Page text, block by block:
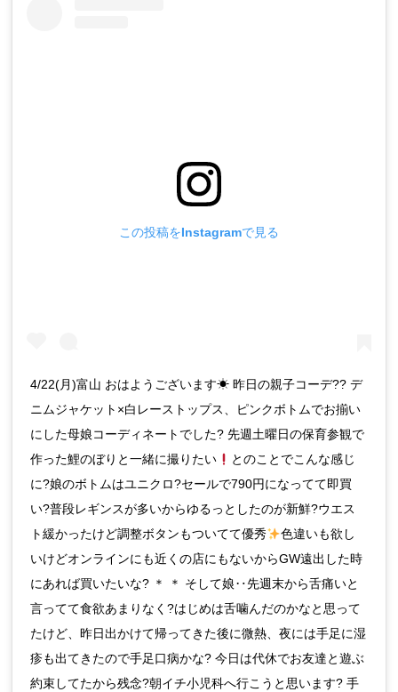
この投稿をInstagramで見る
4/22(月)富山 おはようございます☀ 昨日の親子コーデ?? デ
ニムジャケット×白レーストップス、ピンクボトムでお揃い
にした母娘コーディネートでした? 先週土曜日の保育参観で
作った鯉のぼりと一緒に撮りたい
とのことでこんな感じ
に?娘のボトムはユニクロ?セールで790円になってて即買
い?普段レギンスが多いからゆるっとしたのが新鮮?ウエス
ト緩かったけど調整ボタンもついてて優秀
色違いも欲し
いけどオンラインにも近くの店にもないからGW遠出した時
にあれば買いたいな? ＊ ＊ そして娘‥先週末から舌痛いと
言ってて食欲あまりなく?はじめは舌噛んだのかなと思って
たけど、昨日出かけて帰ってきた後に微熱、夜には手足に湿
疹も出てきたので手足口病かな? 今日は代休でお友達と遊ぶ
約束してたから残念?朝イチ小児科へ行こうと思います? 手